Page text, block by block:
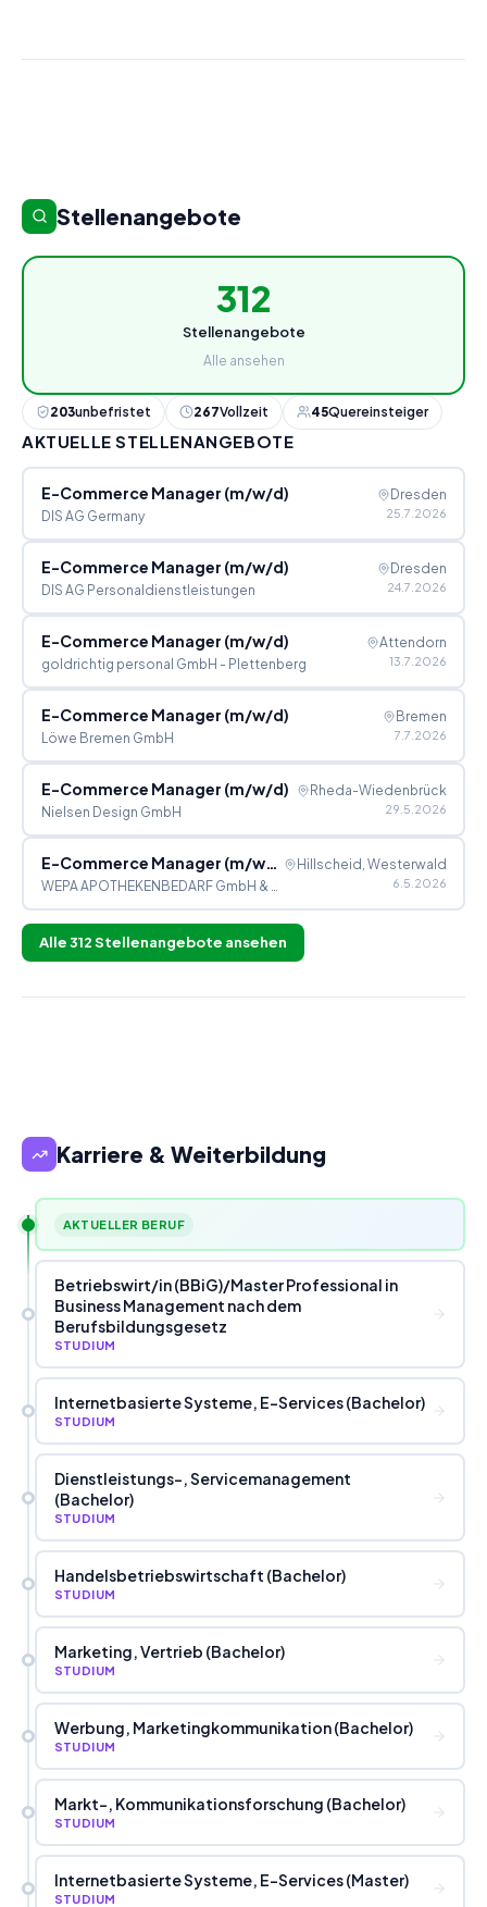
Stellenangebote
312
Stellenangebote
Alle ansehen
203unbefristet 267Vollzeit 45Quereinsteiger
AKTUELLE STELLENANGEBOTE
E-Commerce Manager (m/w/d)
DIS AG Germany
Dresden
25.7.2026
E-Commerce Manager (m/w/d)
DIS AG Personaldienstleistungen
Dresden
24.7.2026
E-Commerce Manager (m/w/d)
goldrichtig personal GmbH - Plettenberg
Attendorn
13.7.2026
E-Commerce Manager (m/w/d)
Löwe Bremen GmbH
Bremen
7.7.2026
E-Commerce Manager (m/w/d)
Nielsen Design GmbH
Rheda-Wiedenbrück
29.5.2026
E-Commerce Manager (m/w/d) Hillscheid, Westerwald
6.5.2026
Alle312Stellenangebote ansehen
Karriere & Weiterbildung
AKTUELLER BERUF
Betriebswirt/in (BBiG)/Master Professional in
Business Management nach dem
Berufsbildungsgesetz
STUDIUM
Internetbasierte Systeme, E-Services (Bachelor)
STUDIUM
Dienstleistungs-, Servicemanagement
(Bachelor)
STUDIUM
Handelsbetriebswirtschaft (Bachelor)
STUDIUM
Marketing, Vertrieb (Bachelor)
STUDIUM
Werbung, Marketingkommunikation (Bachelor)
STUDIUM
Markt-, Kommunikationsforschung (Bachelor)
STUDIUM
Internetbasierte Systeme, E-Services (Master)
STUDIUM